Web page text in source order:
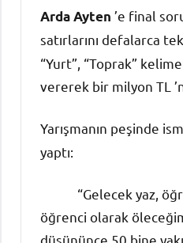
Arda Ayten ’e final
satırlarını defalarca
“Yurt”, “Toprak”
vererek bir milyon TL
Yarışmanın peşinde
yaptı:
“Gelecek yaz,
öğrenci olarak
düşününce 50 bine